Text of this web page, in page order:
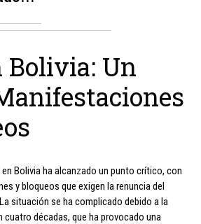
Bolivia: Un
Bolivia ha alcanzado un punto crítico, con
y bloqueos que exigen la renuncia del
situación se ha complicado debido a la
décadas, que ha provocado una